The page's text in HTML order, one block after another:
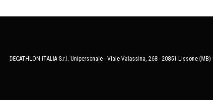
DECATHLON ITALIA S.r.l. Unipersonale - Viale Valassina, 268 - 20851 Lissone